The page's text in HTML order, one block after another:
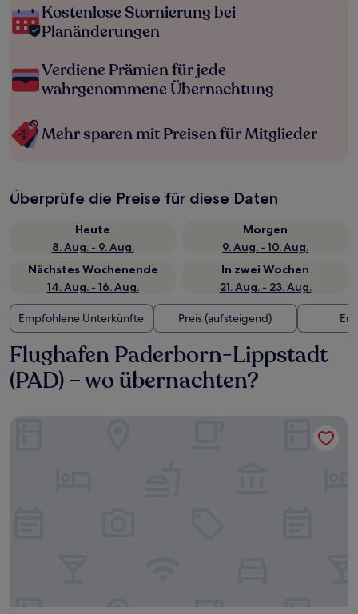
Kostenlose Stornierung bei
Planänderungen
Verdiene Prämien für jede
wahrgenommene Übernachtung
Mehr sparen mit Preisen für Mitglieder
Überprüfe die Preise für diese Daten
Heute
8. Aug. - 9. Aug.
Morgen
9. Aug. - 10. Aug.
Nächstes Wochenende
14. Aug. - 16. Aug.
In zwei Wochen
21. Aug. - 23. Aug.
Empfohlene Unterkünfte Preis (aufsteigend)
Flughafen Paderborn-Lippstadt
(PAD) – wo übernachten?